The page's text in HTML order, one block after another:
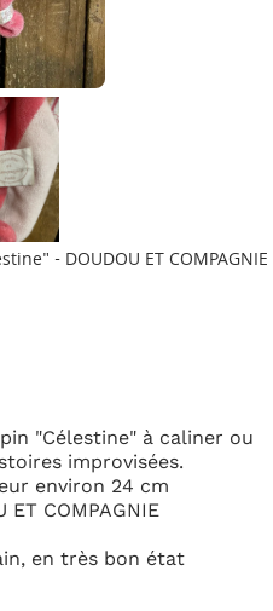
- DOUDOU ET COMPAGNIE
"Célestine" à caliner ou
improvisées.
environ 24 cm
ET COMPAGNIE
en très bon état